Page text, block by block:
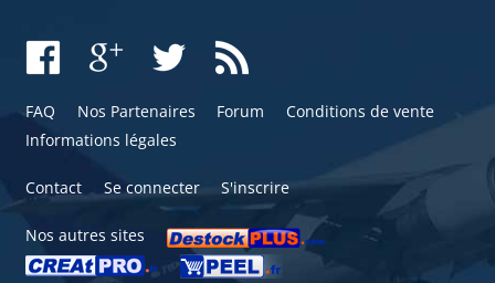
FAQ Nos Partenaires Forum
Conditions de vente
Informations légales
Contact Se connecter S'inscrire
Nos autres sites